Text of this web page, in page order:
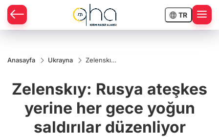
TR
Anasayfa Ukrayna
Zelenskıy:
yerine her
gece
saldırılar
düzenliyor
Zelenskıy: Rusya ateşkes
yerine her gece yoğun
saldırılar düzenliyor